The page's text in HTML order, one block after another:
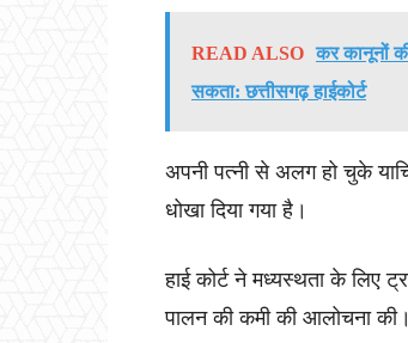
READ ALSO कर कानूनों
सकता: छत्तीसगढ़ हाईकोर्ट
अपनी पत्नी से अलग हो चुके
धोखा दिया गया है।
हाई कोर्ट ने मध्यस्थता के लिए
पालन की कमी की आलोचना